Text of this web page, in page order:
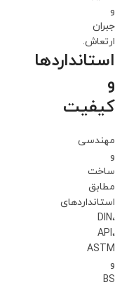
و
جبران
ارتعاش.
استانداردها
و
کیفیت
مهندسی
و
ساخت
مطابق
استانداردهای
DIN،
API،
ASTM
و
BS